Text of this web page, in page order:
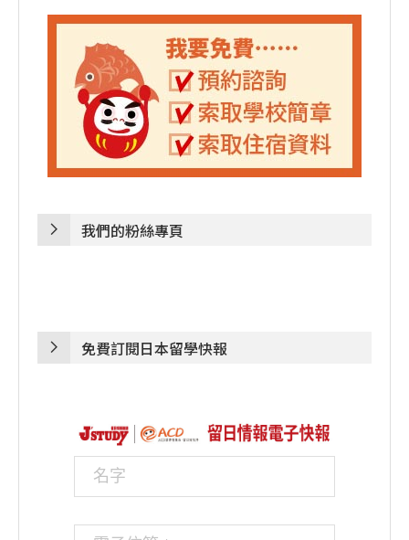
我們的粉絲專頁
免費訂閱日本留學快報